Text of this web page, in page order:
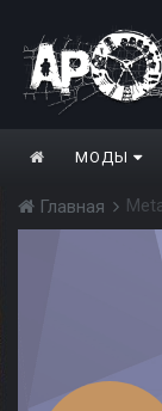
МОДЫ
Главная